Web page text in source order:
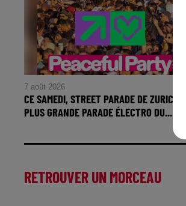
7 août 2026
CE SAMEDI, STREET PARADE DE ZURICH,
PLUS GRANDE PARADE ÉLECTRO DU...
RETROUVER UN MORCEAU